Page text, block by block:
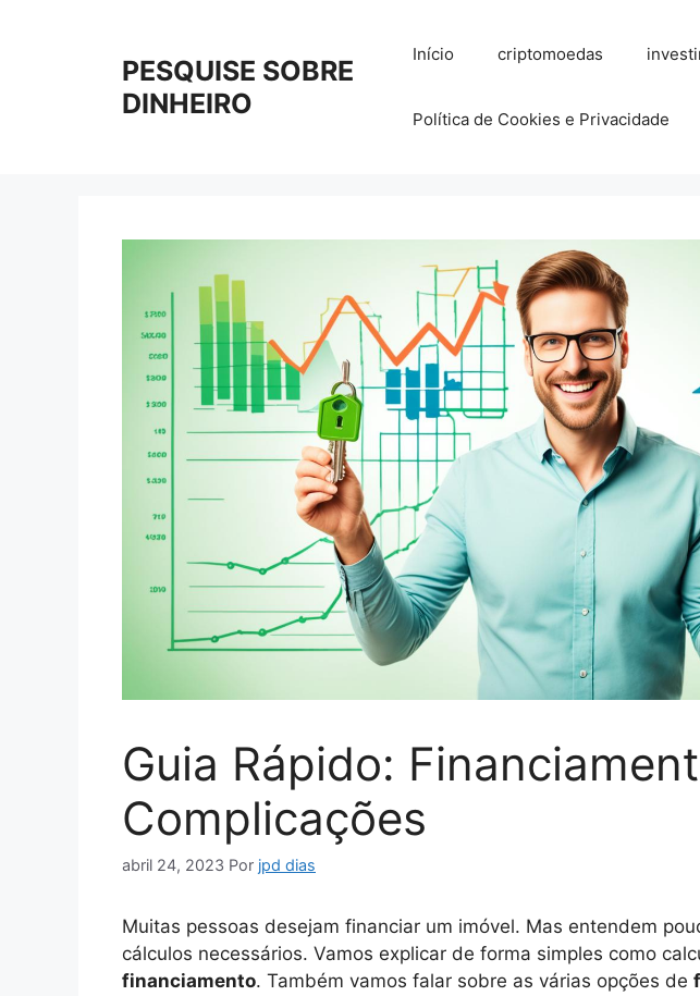
PESQUISE SOBRE
DINHEIRO
Início criptomoedas
Política de Cookies e Privacidade
Guia Rápido:
Complicações
abril 24, 2023 Por jpd dias
Muitas pessoas desejam financiar um imóvel. Mas entendem
cálculos necessários. Vamos explicar de forma simples como
financiamento. Também vamos falar sobre as várias opções de